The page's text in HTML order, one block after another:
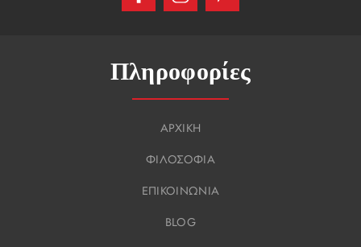
Πληροφορίες
ΑΡΧΙΚΗ
ΦΙΛΟΣΟΦΙΑ
ΕΠΙΚΟΙΝΩΝΙΑ
BLOG